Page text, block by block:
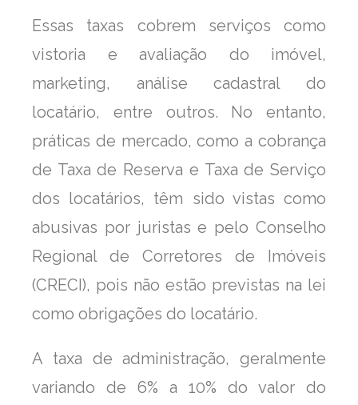
Essas taxas cobrem serviços como
vistoria e avaliação do imóvel,
marketing, análise cadastral do
locatário, entre outros. No entanto,
práticas de mercado, como a cobrança
de Taxa de Reserva e Taxa de Serviço
dos locatários, têm sido vistas como
abusivas por juristas e pelo Conselho
Regional de Corretores de Imóveis
(CRECI), pois não estão previstas na lei
como obrigações do locatário.
A taxa de administração, geralmente
variando de 6% a 10% do valor do